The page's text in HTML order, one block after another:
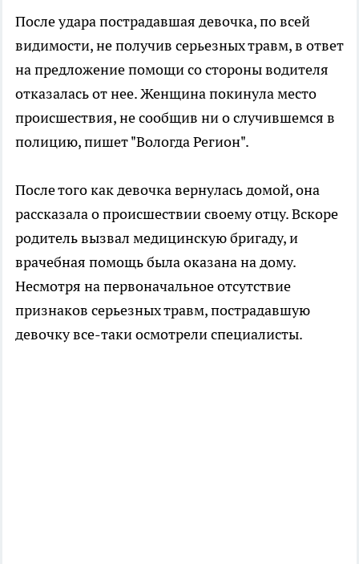
После удара пострадавшая девочка, по всей
видимости, не получив серьезных травм, в ответ
на предложение помощи со стороны водителя
отказалась от нее. Женщина покинула место
происшествия, не сообщив ни о случившемся в
полицию, пишет "Вологда Регион".
После того как девочка вернулась домой, она
рассказала о происшествии своему отцу. Вскоре
родитель вызвал медицинскую бригаду, и
врачебная помощь была оказана на дому.
Несмотря на первоначальное отсутствие
признаков серьезных травм, пострадавшую
девочку все-таки осмотрели специалисты.